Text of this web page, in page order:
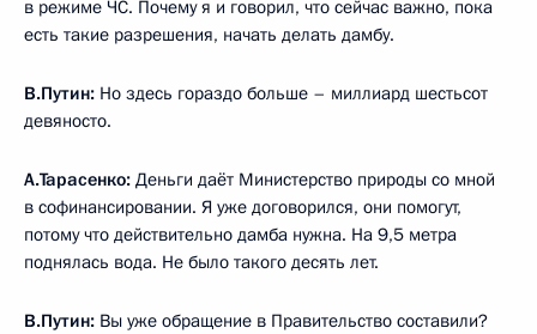
в режиме ЧС. Почему я и говорил, что сейчас важно, пока
есть такие разрешения, начать делать дамбу.
В.Путин: Но здесь гораздо больше – миллиард шестьсот
девяносто.
А.Тарасенко: Деньги даёт Министерство природы со мной
в софинансировании. Я уже договорился, они помогут,
потому что действительно дамба нужна. На 9,5 метра
поднялась вода. Не было такого десять лет.
В.Путин: Вы уже обращение в Правительство составили?